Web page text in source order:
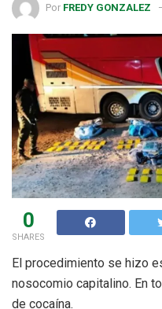
Por FREDY GONZALEZ
0
SHARES
El procedimiento se hizo
nosocomio capitalino. En
de cocaína.